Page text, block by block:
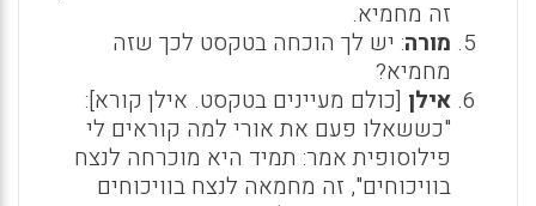
זה מחמיא.
מורה: יש לך הוכחה בטקסט לכך שזה
מחמיא?
אילן [כולם מעיינים בטקסט. אילן קורא]:
"כששאלו פעם את אורי למה קוראים לי
פילוסופית אמר: תמיד היא מוכרחה לנצח
בוויכוחים", זה מחמאה לנצח בוויכוחים